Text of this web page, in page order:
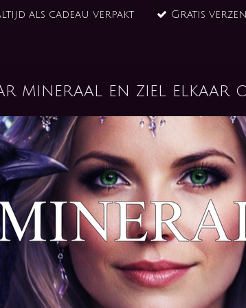
als cadeau verpakt Gratis
mineraal en ziel elkaar